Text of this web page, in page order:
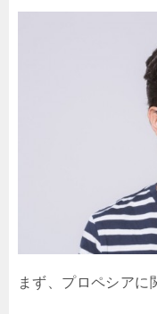
まず、プロペシアに